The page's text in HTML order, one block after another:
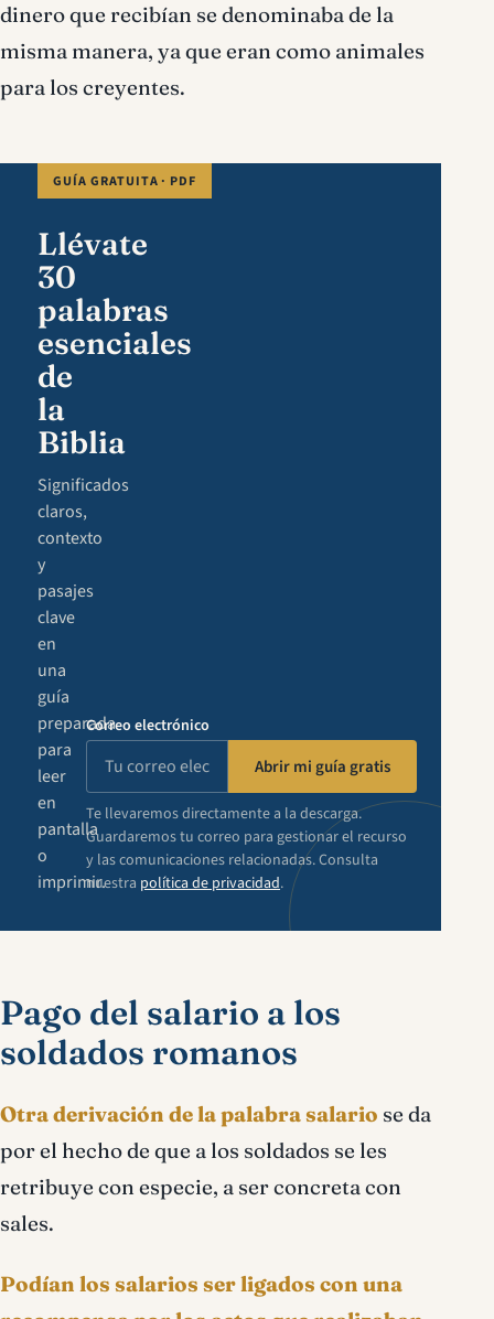
dinero que recibían se denominaba de la
misma manera, ya que eran como animales
para los creyentes.
GUÍA GRATUITA · PDF
Llévate
30
palabras
esenciales
de
la
Biblia
Significados
claros,
contexto
y
pasajes
clave
en
una
guía
preparada
para
leer
en
pantalla
o
imprimir.
Correo electrónico
Abrir mi guía gratis
Te llevaremos directamente a la descarga.
Guardaremos tu correo para gestionar el recurso
y las comunicaciones relacionadas. Consulta
nuestra política de privacidad.
Pago del salario a los
soldados romanos
Otra derivación de la palabra salario se da
por el hecho de que a los soldados se les
retribuye con especie, a ser concreta con
sales.
Podían los salarios ser ligados con una